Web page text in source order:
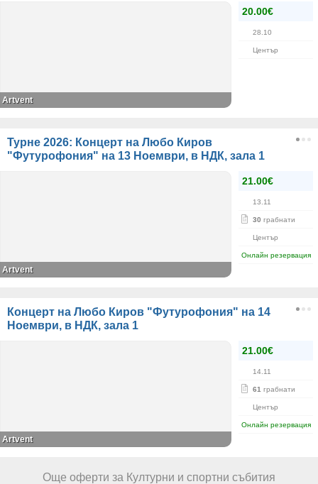
20.00€
28.10
Център
Artvent
Турне 2026: Концерт на Любо Киров
"Футурофония" на 13 Ноември, в НДК, зала 1
21.00€
13.11
30 грабнати
Център
Онлайн резервация
Artvent
Концерт на Любо Киров "Футурофония" на 14
Ноември, в НДК, зала 1
21.00€
14.11
61 грабнати
Център
Онлайн резервация
Artvent
Още оферти за Културни и спортни събития